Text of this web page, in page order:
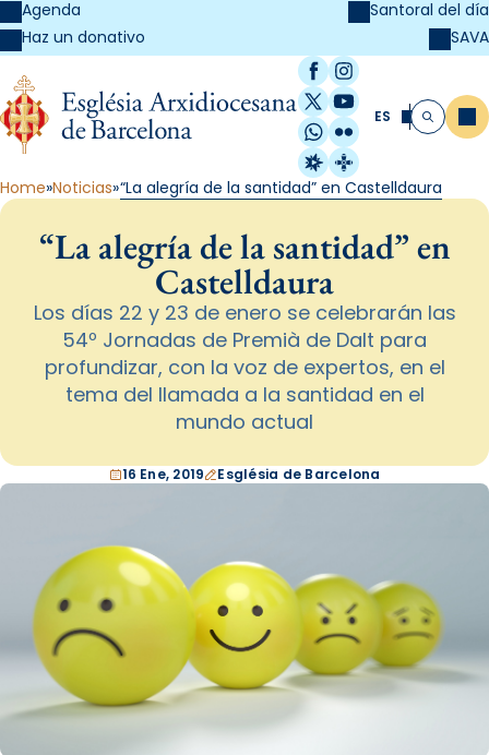
Agenda
Haz un donativo
Santoral del día
SAVA
Facebook
Instagram
X / Twitter
YouTube
WhatsApp
Flickr
Radio Estel
Catalunya
ES Buscar
Home Noticias “La alegría de la santidad” en Castelldaura
“La alegría de la santidad” en
Castelldaura
Los días 22 y 23 de enero se celebrarán las
54º Jornadas de Premià de Dalt para
profundizar, con la voz de expertos, en el
tema del llamada a la santidad en el
mundo actual
16 Ene, 2019 Església de Barcelona